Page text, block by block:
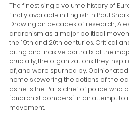
The finest single volume history of
finally available in English in Paul
Drawing on decades of research,
anarchism as a major political
the 19th and 20th centuries. Critical
biting and incisive portraits of the
crucially, the organizations they
of, and were spurned by.
home skewering the actions of the
as he is the Paris chief of police who
"anarchist bombers" in an attempt to
movement.